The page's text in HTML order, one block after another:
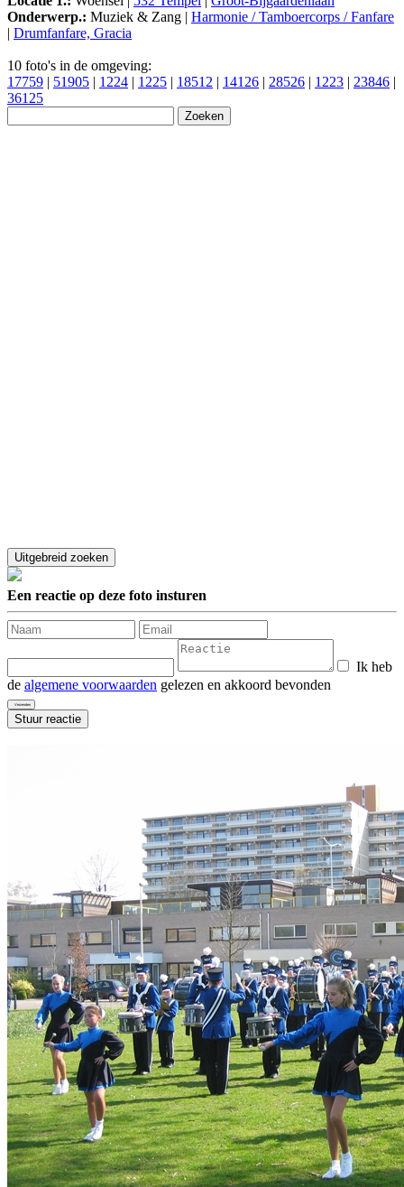
Onderwerp.: Muziek & Zang | Harmonie / Tamboercorps / Fanfare
| Drumfanfare, Gracia
10 foto's in de omgeving:
17759 | 51905 | 1224 | 1225 | 18512 | 14126 | 28526 | 1223 | 23846 |
36125
Een reactie op deze foto insturen
Ik heb
de algemene voorwaarden gelezen en akkoord bevonden